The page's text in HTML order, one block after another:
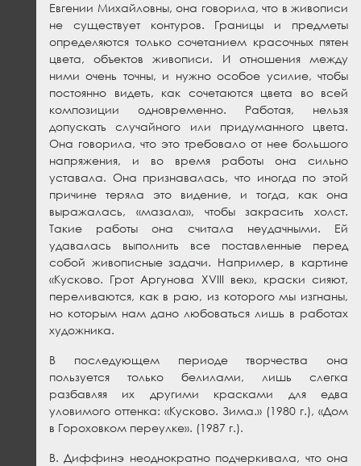
Евгении Михайловны, она говорила, что в живописи
не существует контуров. Границы и предметы
определяются только сочетанием красочных пятен
цвета, объектов живописи. И отношения между
ними очень точны, и нужно особое усилие, чтобы
постоянно видеть, как сочетаются цвета во всей
композиции одновременно. Работая, нельзя
допускать случайного или придуманного цвета.
Она говорила, что это требовало от нее большого
напряжения, и во время работы она сильно
уставала. Она признавалась, что иногда по этой
причине теряла это видение, и тогда, как она
выражалась, «мазала», чтобы закрасить холст.
Такие работы она считала неудачными. Ей
удавалась выполнить все поставленные перед
собой живописные задачи. Например, в картине
«Кусково. Грот Аргунова ХVIII век», краски сияют,
переливаются, как в раю, из которого мы изгнаны,
но которым нам дано любоваться лишь в работах
художника.
В последующем периоде творчества она
пользуется только белилами, лишь слегка
разбавляя их другими красками для едва
уловимого оттенка: «Кусково. Зима.» (1980 г.), «Дом
в Гороховком переулке». (1987 г.).
В. Диффинэ неоднократно подчеркивала, что она